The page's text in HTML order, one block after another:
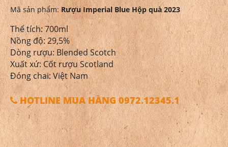
Mã sản phẩm:Rượu Imperial Blue Hộp quà 2023
Thể tích: 700ml
Nồng độ: 29,5%
Dòng rượu: Blended Scotch
Xuất xứ: Cốt rượu Scotland
Đóng chai: Việt Nam
HOTLINE MUA HÀNG 0972.12345.1